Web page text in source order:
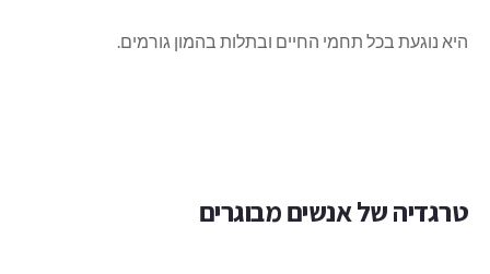
היא נוגעת בכל תחמי החיים ובתלות בהמון גורמים.
טרגדיה של אנשים מבוגרים